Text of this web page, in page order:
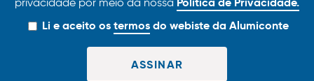
privacidade por meio da nossa
Li e aceito ostermosdo webiste da Alumiconte